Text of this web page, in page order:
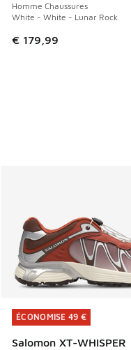
Homme Chaussures
White - White - Lunar Rock
€ 179,99
ÉCONOMISE 49 €
Salomon XT-WHISPER
ÉCONOMISE 49 €